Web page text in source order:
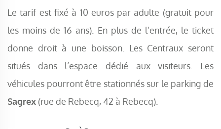
Le tarif est fixé à 10 euros par adulte (gratuit pour
les moins de 16 ans). En plus de l’entrée, le ticket
donne droit à une boisson. Les Centraux seront
situés dans l’espace dédié aux visiteurs. Les
véhicules pourront être stationnés sur le parking de
Sagrex (rue de Rebecq, 42 à Rebecq).